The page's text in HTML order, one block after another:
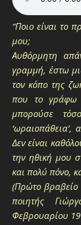
“Ποιο είναι το
μου;
Αυθόρμητη
γραμμή, έστω
τον κόπο της
που το γράφω
μπορούσε
Δεν είναι
την ηθική μου
και πολύ πόνο,
(Πρώτο βραβείο
ποιητής
Φεβρουαρίου